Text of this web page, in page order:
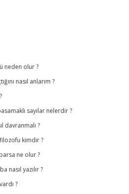
neden olur ?
nasıl anlarım ?
sayılar nelerdir ?
davranmalı ?
kimdir ?
ne olur ?
nasıl yazılır ?
?
giriş